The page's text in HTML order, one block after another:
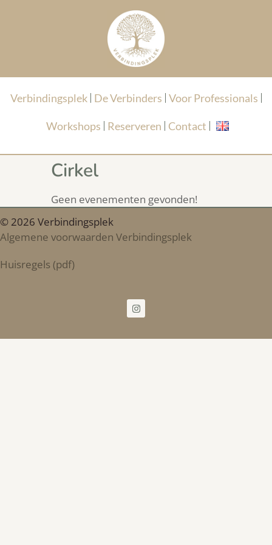
Verbindingsplek De Verbinders Voor Professionals
Workshops Reserveren Contact
Cirkel
Geen evenementen gevonden!
© 2026 Verbindingsplek
Algemene voorwaarden Verbindingsplek
Huisregels (pdf)